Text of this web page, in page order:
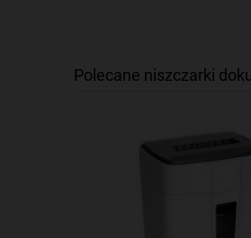
Polecane niszczarki